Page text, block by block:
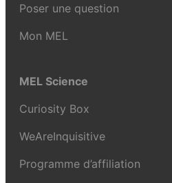
Poser une question
Mon MEL
MEL Science
Curiosity Box
WeAreInquisitive
Programme d’affiliation